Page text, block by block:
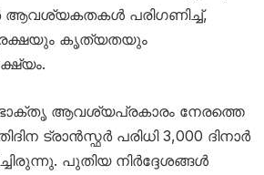
ആവശ്യകതകൾ പരിഗണിച്ച്,
കൃത്യതയും
ആവശ്യപ്രകാരം നേരത്തെ
ട്രാൻസ്ഫർ പരിധി 3,000 ദിനാർ
പുതിയ നിർദ്ദേശങ്ങൾ